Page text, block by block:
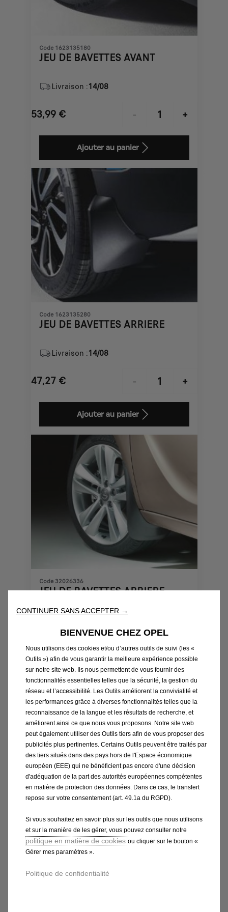
Code 1623135180
JEU DE BAVETTES AVANT
Livraison :14/08
53,99 €
Price
53,99
€
-
+
Quantity
to:
1
Ajouter au panier
Code 1623135280
JEU DE BAVETTES ARRIERE
Livraison :14/08
47,27 €
Price
47,27
€
-
+
Quantity
to:
1
Ajouter au panier
Code 32026336
JEU DE BAVETTES ARRIERE
48,80€
Price
is
48,80
€
-
+
Quantity
updated
to:
1
Ajouter au panier
Code 13432431
JEU DE BAVETTES AVANT
CONTINUER SANS ACCEPTER →
BIENVENUE CHEZ OPEL
Nous utilisons des cookies et/ou d’autres outils de suivi (les «
Outils ») afin de vous garantir la meilleure expérience possible
sur notre site web. Ils nous permettent de vous fournir des
fonctionnalités essentielles telles que la sécurité, la gestion du
réseau et l’accessibilité. Les Outils améliorent la convivialité et
les performances grâce à diverses fonctionnalités telles que la
reconnaissance de la langue et les résultats de recherche, et
améliorent ainsi ce que nous vous proposons. Notre site web
peut également utiliser des Outils tiers afin de vous proposer des
publicités plus pertinentes. Certains Outils peuvent être traités par
des tiers situés dans des pays hors de l'Espace économique
européen (EEE) qui ne bénéficient pas encore d'une décision
d'adéquation de la part des autorités européennes compétentes
en matière de protection des données. Dans ce cas, le transfert
repose sur votre consentement (art. 49.1a du RGPD).
Si vous souhaitez en savoir plus sur les outils que nous utilisons
et sur la manière de les gérer, vous pouvez consulter notre
politique en matière de cookies ou cliquer sur le bouton «
Gérer mes paramètres ».
Politique de confidentialité